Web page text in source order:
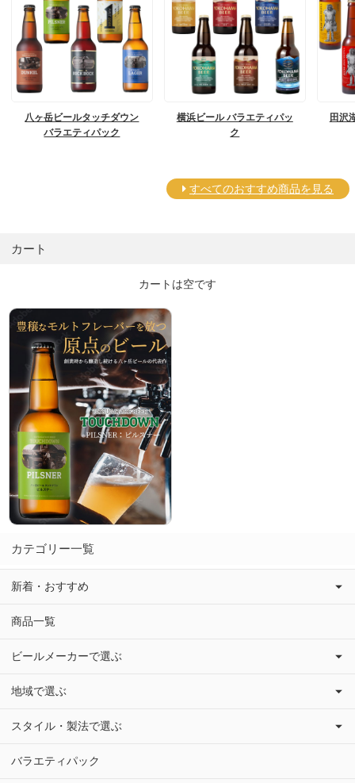
八ヶ岳ビールタッチダウン
バラエティパック
横浜ビール バラエティパッ
ク
田沢
すべてのおすすめ商品を見る
カート
カートは空です
カテゴリー一覧
新着・おすすめ
商品一覧
ビールメーカーで選ぶ
地域で選ぶ
スタイル・製法で選ぶ
バラエティパック